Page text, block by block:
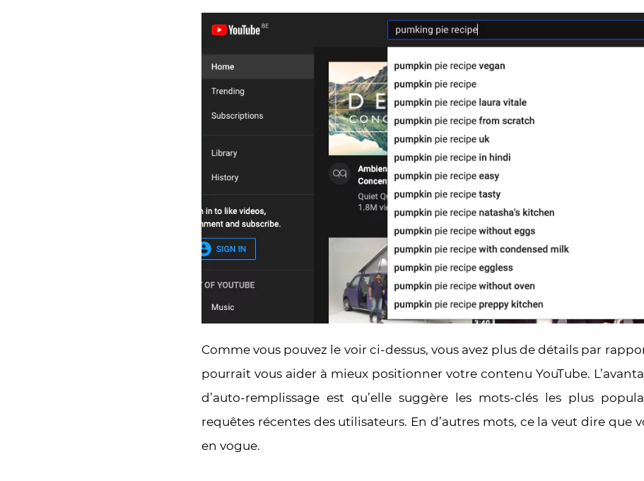
Comme vous pouvez le voir ci-dessus, vous avez plus de détails par
pourrait vous aider à mieux positionner votre contenu YouTube.
d’auto-remplissage est qu’elle suggère les mots-clés les plus
requêtes récentes des utilisateurs. En d’autres mots, ce la veut dire que
en vogue.